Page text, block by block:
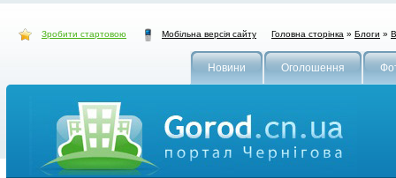
Зробити стартовою Мобільна версія сайту Головна сторінка » Блоги »
Новини Оголошення